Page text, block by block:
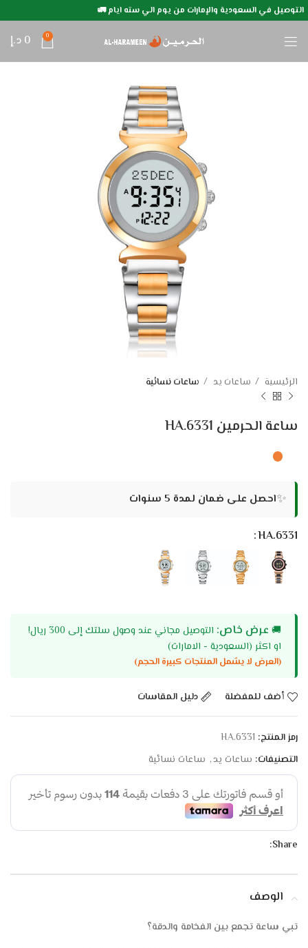
التوصيل في السعودية والإمارات من يوم الي سته ايام 🚛
0
0 د.إ
الرئيسية ساعات يد ساعات نسائية
ساعة الحرمين HA.6331
✨احصل على ضمان لمدة 5 سنوات
HA.6331
🚚 عرض خاص:
التوصيل مجاني عند وصول سلتك إلى 300 ريال!
او اكثر (السعودية - الامارات)
(العرض لا يشمل المنتجات كبيرة الحجم)
أضف للمفضلة دليل المقاسات
رمز المنتج: HA.6331
التصنيفات: ساعات يد, ساعات نسائية
Share:
الوصف
تبي ساعة تجمع بين الفخامة والدقة؟